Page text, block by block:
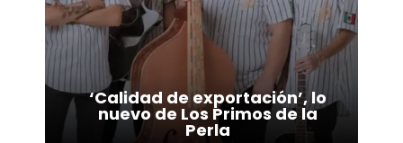
‘Calidad de exportación’, lo
nuevo de Los Primos de la
Perla